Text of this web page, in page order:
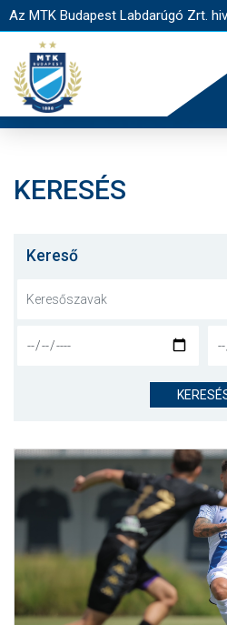
Az MTK Budapest Labdarúgó Zrt.
JEGYÉRTÉKESÍTÉS
KLUB
SZURKOLÓI
KERESÉS
Kereső